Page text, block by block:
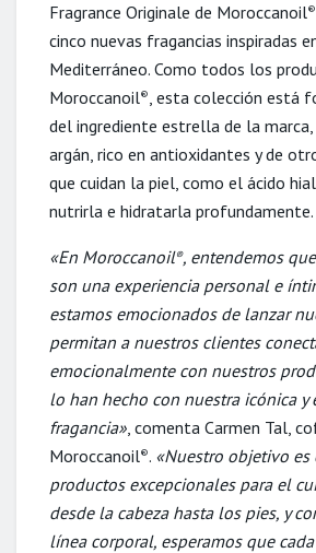
Fragrance Originale de Moroccanoil®
cinco nuevas fragancias inspiradas
Mediterráneo. Como todos los
Moroccanoil®, esta colección está
del ingrediente estrella de la
argán, rico en antioxidantes y de
que cuidan la piel, como el ácido
nutrirla e hidratarla profundamente.
«En Moroccanoil®, entendemos
son una experiencia personal e
estamos emocionados de lanzar
permitan a nuestros clientes
emocionalmente con nuestros
lo han hecho con nuestra icónica y
fragancia», comenta Carmen Tal,
Moroccanoil®. «Nuestro objetivo es
productos excepcionales para el
desde la cabeza hasta los pies, y
línea corporal, esperamos que